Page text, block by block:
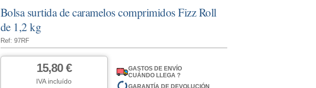
Bolsa surtida de caramelos comprimidos Fizz Roll
de 1,2 kg
Ref: 97RF
15,80 €
IVA incluído
GASTOS DE ENVÍO
CUÁNDO LLEGA ?
GARANTÍA DE DEVOLUCIÓN